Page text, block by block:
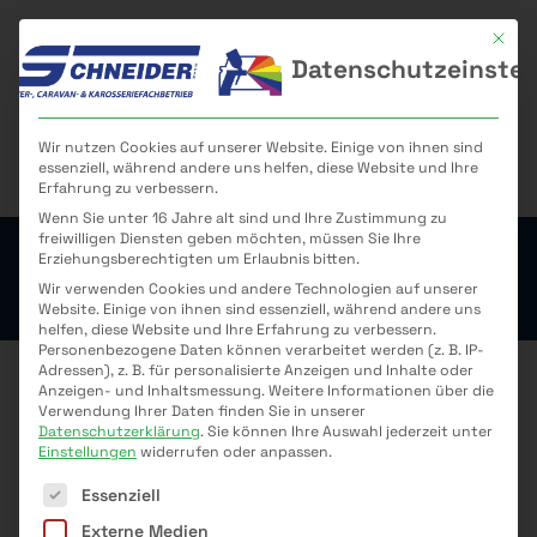
UNSER UNTERNEHMEN
Jetzt kontaktieren
Mit
Wir nutzen Cookies auf unserer Website. Einige von ihnen sind
essenziell, während andere uns helfen, diese Website und Ihre
Erfahrung zu verbessern.
Wenn Sie unter 16 Jahre alt sind und Ihre Zustimmung zu
freiwilligen Diensten geben möchten, müssen Sie Ihre
Erziehungsberechtigten um Erlaubnis bitten.
Wir verwenden Cookies und andere Technologien auf unserer
Website. Einige von ihnen sind essenziell, während andere uns
helfen, diese Website und Ihre Erfahrung zu verbessern.
Personenbezogene Daten können verarbeitet werden (z. B. IP-
Adressen), z. B. für personalisierte Anzeigen und Inhalte oder
Anzeigen- und Inhaltsmessung.Weitere Informationen über die
Verwendung Ihrer Daten finden Sie in unserer
Datenschutzerklärung.Sie können Ihre Auswahl jederzeit unter
Einstellungen widerrufen oder anpassen.
Es folgt eine Liste der Service-Gruppen, für die eine
Essenziell
Externe Medien